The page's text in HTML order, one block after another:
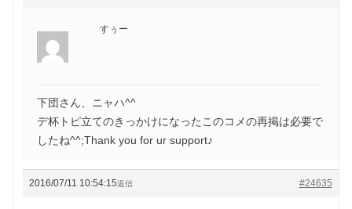
すぅー
下団さん、ニャハ^^
デ杯トピ立てのきっかけになったこのコメの再掲は必要で
したね^^;Thank you for ur support♪
2016/07/11 10:54:15 #24635
返信